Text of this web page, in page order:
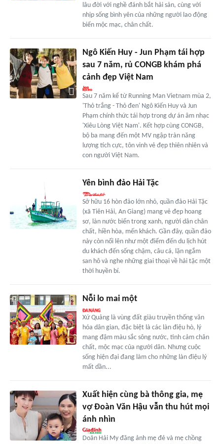
lâu đời với nghề đánh bắt hải sản, cùng với
nhịp sống bình yên của những người lao động
biển mộc mạc, chân chất.
Ngô Kiến Huy - Jun Phạm tái hợp
sau 7 năm, rủ CONGB khám phá
cảnh đẹp Việt Nam
Sau 7 năm kể từ Running Man Vietnam mùa 2,
'Thỏ trắng - Thỏ đen' Ngô Kiến Huy và Jun
Phạm chính thức tái hợp trong dự án âm nhạc
'Xiêu Lòng Việt Nam'. Kết hợp cùng CONGB,
bộ ba mang đến một MV ngập tràn năng
lượng tích cực, tôn vinh vẻ đẹp thiên nhiên và
con người Việt Nam.
Yên bình đảo Hải Tặc
Sở hữu 16 hòn đảo lớn nhỏ, quần đảo Hải Tặc
(xã Tiên Hải, An Giang) mang vẻ đẹp hoang
sơ, làn nước biển trong xanh, người dân chân
chất, hiền hòa, mến khách. Gần đây, quần đảo
này còn nổi lên như một điểm đến du lịch hút
du khách đến sống chậm, câu cá, lặn ngắm
san hô và nghe những giai thoại về hải tặc một
thời huyền bí.
Nỗi lo mai một
Xứ Quảng là vùng đất giàu truyền thống văn
hóa dân gian, đặc biệt là các làn điệu hò, lý
mang đậm màu sắc sông nước, tình cảm chân
chất, mộc mạc của người dân. Nhưng cuộc
sống hiện đại đang làm cho những làn điệu lý
mất dần...
Xuất hiện cùng bà thông gia, mẹ
vợ Đoàn Văn Hậu vẫn thu hút mọi
ánh nhìn
Doãn Hải My đăng ảnh mẹ đẻ và mẹ chồng